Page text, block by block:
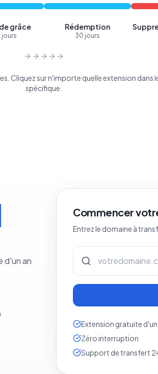
grâce Rédemption
30 jours
Cliquez sur n'importe quelle extension dans
spécifique.
d'un an
Commencer
Entrez le domaine à
Extension gratuite d'un
Zéro interruption
Support de transfert